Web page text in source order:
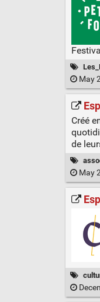
May
Créé
de
May